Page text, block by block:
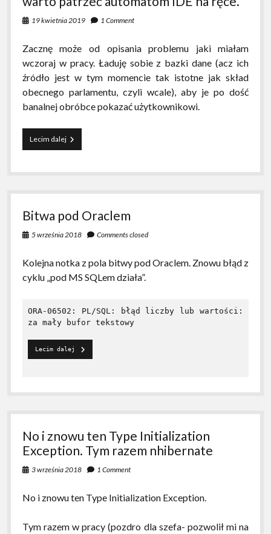
19 kwietnia 2019 1 Comment
Zacznę może od opisania problemu jaki miałam
wczoraj w pracy. Ładuję sobie z bazki dane (acz ich
źródło jest w tym momencie tak istotne jak skład
obecnego parlamentu, czyli wcale), aby je po dość
banalnej obróbce pokazać użytkownikowi.
Lecim dalej„Czytaj
komunikaty”
czyli
warto
automatom
na
Bitwa pod Oraclem
5 września 2018 Comments closed
Kolejna notka z pola bitwy pod Oraclem. Znowu błąd z
cyklu „pod MS SQLem działa”.
ORA-06502: PL/SQL: błąd liczby lub wartości:
Lecim dalej
Bitwa
No i znowu ten Type Initialization
Exception. Tym razem nhibernate
3 września 2018 1 Comment
No i znowu ten Type Initialization Exception.
Tym razem w pracy (pozdro dla szefa- pozwolił mi na